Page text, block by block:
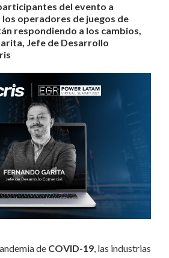
del evento a
operadores de juegos de
respondiendo a los cambios,
Jefe de Desarrollo
de COVID-19 , las industrias